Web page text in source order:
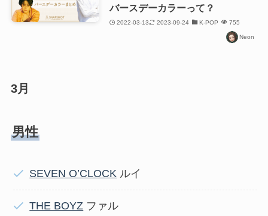
バースデーカラーって？
2022-03-13 2023-09-24 K-POP 755
Neon
3月
男性
SEVEN O’CLOCK ルイ
THE BOYZ ファル